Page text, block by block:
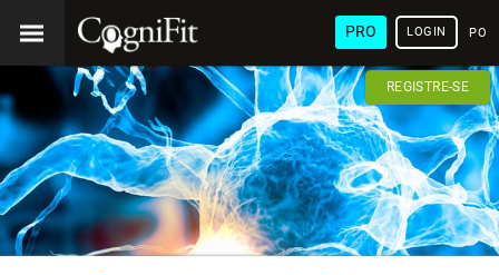
PRO LOGIN
REGISTRE-SE